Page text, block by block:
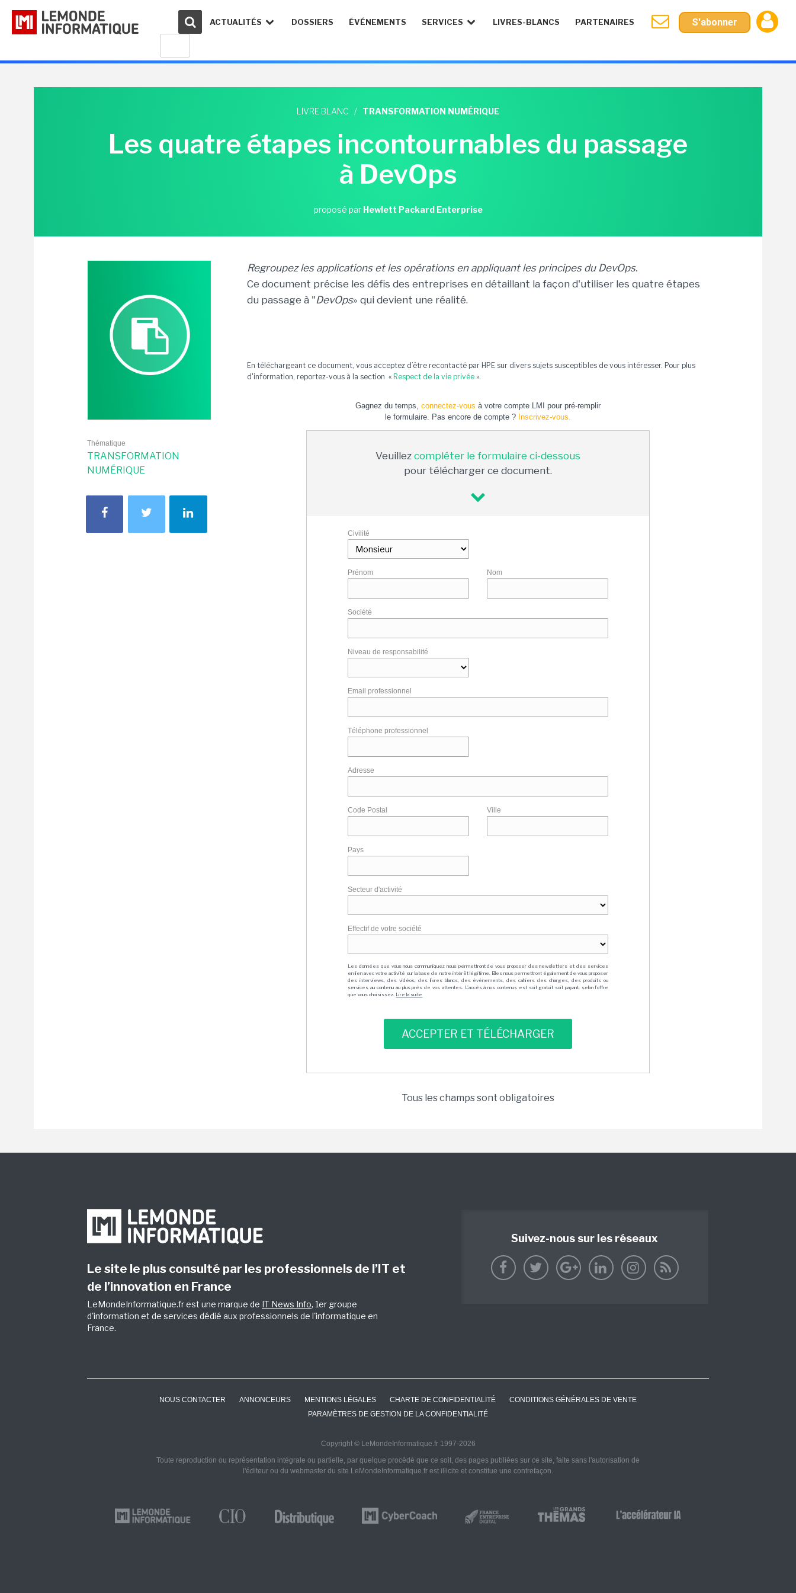
ACTUALITÉS DOSSIERS ÉVÉNEMENTS SERVICES LIVRES-BLANCS PARTENAIRES S'abonner
LIVRE BLANC / TRANSFORMATION NUMÉRIQUE
Les quatre étapes incontournables du passage
à DevOps
proposé par Hewlett Packard Enterprise
Thématique
TRANSFORMATION
NUMÉRIQUE
Regroupez les applications et les opérations en appliquant les principes du DevOps.
Ce document précise les défis des entreprises en détaillant la façon d'utiliser les quatre étapes
du passage à "DevOps» qui devient une réalité.
En téléchargeant ce document, vous acceptez d’être recontacté par HPE sur divers sujets susceptibles de vous intéresser. Pour plus
d'information, reportez-vous à la section « Respect de la vie privée ».
Gagnez du temps, connectez-vous à votre compte LMI pour pré-remplir
le formulaire. Pas encore de compte ? Inscrivez-vous.
Veuillez compléter le formulaire ci-dessous
pour télécharger ce document.
Civilité
Prénom Nom
Société
Niveau de responsabilité
Email professionnel
Téléphone professionnel
Adresse
Code Postal Ville
Pays
Secteur d'activité
Effectif de votre société
Les données que vous nous communiquez nous permettront de vous proposer des newsletters et des services
en lien avec votre activité sur la base de notre intérêt légitime. Elles nous permettront également de vous proposer
des interviews, des vidéos, des livres blancs, des événements, des cahiers des charges, des produits ou
services au contenu au plus près de vos attentes. L'accès à nos contenus est soit gratuit soit payant, selon l'offre
que vous choisissez. Lire la suite
Tous les champs sont obligatoires
Le site le plus consulté par les professionnels de l’IT et
de l’innovation en France
LeMondeInformatique.fr est une marque de IT News Info, 1er groupe
d'information et de services dédié aux professionnels de l'informatique en
France.
Suivez-nous sur les réseaux
NOUS CONTACTER ANNONCEURS MENTIONS LÉGALES CHARTE DE CONFIDENTIALITÉ
CONDITIONS GÉNÉRALES DE VENTE
PARAMÈTRES DE GESTION DE LA CONFIDENTIALITÉ
Copyright © LeMondeInformatique.fr 1997-2026
Toute reproduction ou représentation intégrale ou partielle, par quelque procédé que ce soit, des pages publiées sur ce site, faite sans l'autorisation de
l'éditeur ou du webmaster du site LeMondeInformatique.fr est illicite et constitue une contrefaçon.